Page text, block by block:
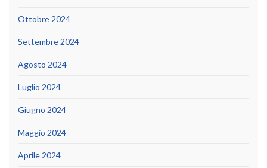
Ottobre 2024
Settembre 2024
Agosto 2024
Luglio 2024
Giugno 2024
Maggio 2024
Aprile 2024